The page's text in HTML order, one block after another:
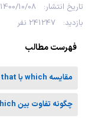
تاریخ انتشار: 1400/10/08
بازدید:
241247 نفر
فهرست مطالب
مقایسه which با that – تفاوت آن ها در استفاده چیست؟
چگونه تفاوت بین which و that را به خاطر بسپاریم؟
شیمی سبز